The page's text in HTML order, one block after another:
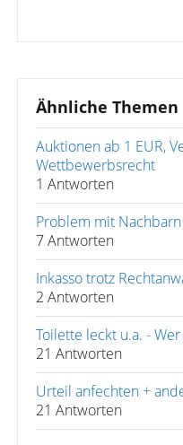
Ähnliche Themen
Auktionen ab 1 EUR,
Wettbewerbsrecht
1 Antworten
Problem mit Nachbarn
7 Antworten
Inkasso trotz
2 Antworten
Toilette leckt u.a. - Wer
21 Antworten
Urteil anfechten +
21 Antworten